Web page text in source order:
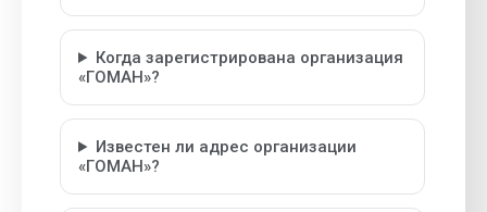
Когда зарегистрирована организация
«ГОМАН»?
Известен ли адрес организации
«ГОМАН»?